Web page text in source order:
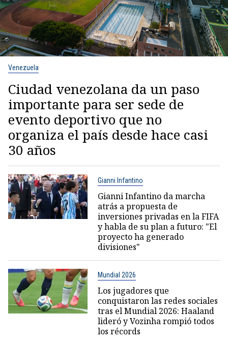
Venezuela
Ciudad venezolana da un paso
importante para ser sede de
evento deportivo que no
organiza el país desde hace casi
30 años
Gianni Infantino
Gianni Infantino da marcha
atrás a propuesta de
inversiones privadas en la FIFA
y habla de su plan a futuro: "El
proyecto ha generado
divisiones"
Mundial 2026
Los jugadores que
conquistaron las redes sociales
tras el Mundial 2026: Haaland
lideró y Vozinha rompió todos
los récords